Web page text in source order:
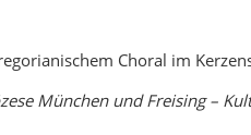
Choral im
München und Freising –